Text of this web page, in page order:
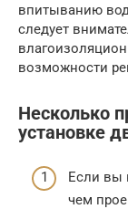
впитыванию
следует
возможности
Несколько
установке
Если вы
чем